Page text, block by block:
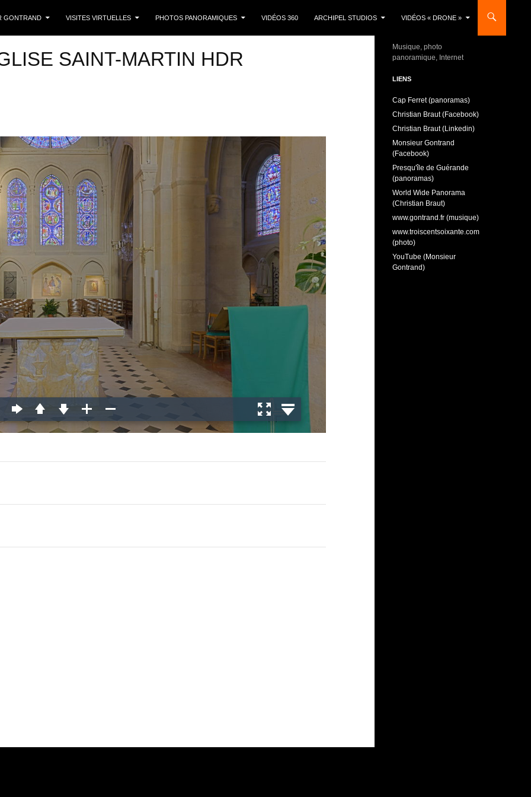
GONTRAND
VISITES VIRTUELLES PHOTOS PANORAMIQUES VIDÉOS 360 ARCHIPEL STUDIOS VIDÉOS « DRONE »
SAINT-MARTIN HDR
Musique, photo
panoramique, Internet
LIENS
Cap Ferret (panoramas)
Christian Braut (Facebook)
Christian Braut (Linkedin)
Monsieur Gontrand
(Facebook)
Presqu'île de Guérande
(panoramas)
World Wide Panorama
(Christian Braut)
www.gontrand.fr (musique)
www.troiscentsoixante.com
(photo)
YouTube (Monsieur
Gontrand)